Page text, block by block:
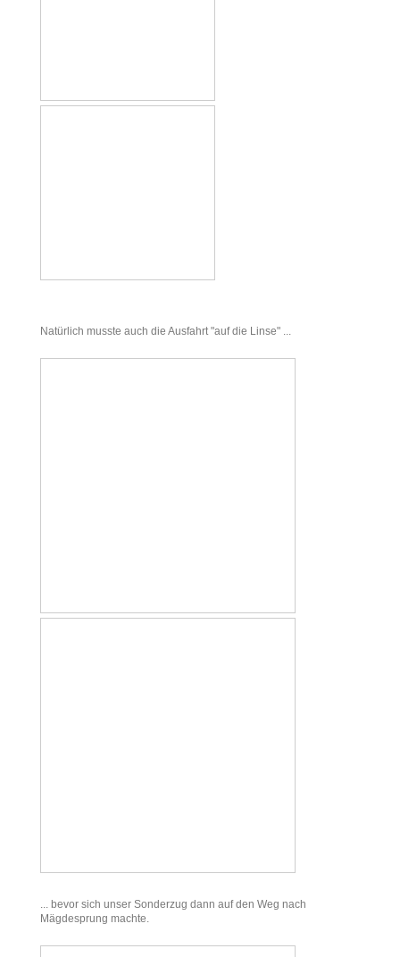
Natürlich musste auch die Ausfahrt "auf die Linse" ...
... bevor sich unser Sonderzug dann auf den Weg nach
Mägdesprung machte.